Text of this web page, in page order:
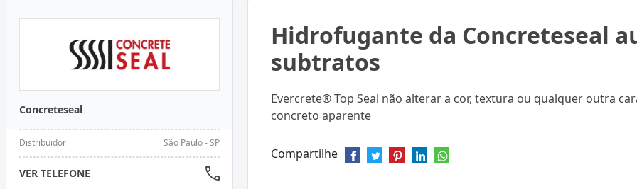
Concreteseal
Distribuidor São Paulo - SP
VER TELEFONE
Hidrofugante da Concreteseal
subtratos
Evercrete® Top Seal não alterar a cor, textura ou qualquer outra
concreto aparente
Compartilhe